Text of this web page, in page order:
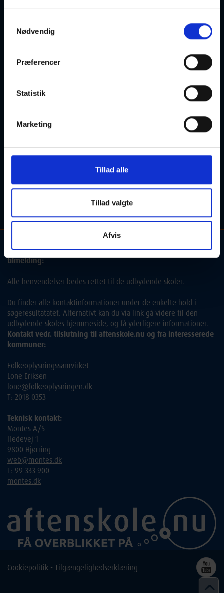
Nødvendig
Præferencer
Statistik
Marketing
Tillad alle
Tillad valgte
Afvis
13-08-2026
Skanderborg Optager løbende
Osteoporose Hold
Kontakt og information om aftenskolehold, arrangementer og
tilmelding:
Alle henvendelser bedes rettet til de udbydende skoler.
Du finder alle kontaktinformationer under de enkelte hold i
søgeresultatatet. Alternativt kan du via link gå videre til den
udbydende skoles hjemmeside, og få yderligere informationer.
Kontakt vedr. tilslutning til aftenskole.nu og fra interesserede
kommuner:
Folkeoplysningssamvirket
Lone Eriksen
lone@folkeoplysningen.dk
T: 2018 0353
Teknisk kontakt:
Montes A/S
Hedevej 1
9800 Hjørring
web@montes.dk
T: 99 333 900
montes.dk
Cookiepolitik - Tilgængelighedserklæring